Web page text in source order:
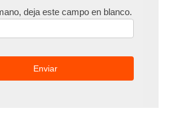
deja este campo en blanco.